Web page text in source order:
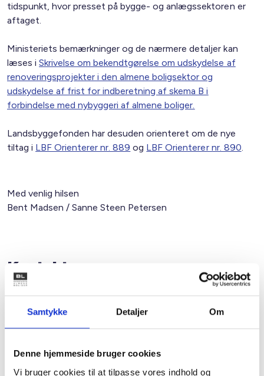
Samtykke Detaljer Om
Denne hjemmeside bruger cookies
Vi bruger cookies til at tilpasse vores indhold og
tidspunkt, hvor presset på bygge- og anlægssektoren er
aftaget.
Ministeriets bemærkninger og de nærmere detaljer kan
læses iSkrivelse om bekendtgørelse om udskydelse af
renoveringsprojekter i den almene boligsektor og
udskydelse af frist for indberetning af skema B i
forbindelse med nybyggeri af almene boliger.
Landsbyggefonden har desuden orienteret om de nye
tiltag i LBF Orienterer nr. 889 og LBF Orienterer nr. 890.
Med venlig hilsen
Bent Madsen / Sanne Steen Petersen
Kontakt
Bent Madsen
Adm. direktør